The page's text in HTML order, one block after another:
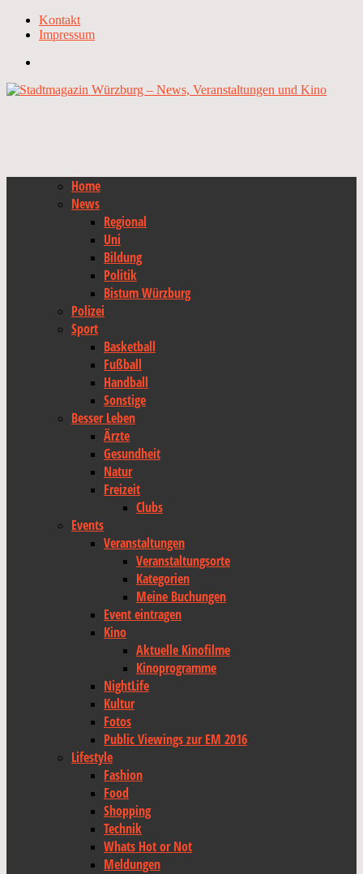
Kontakt
Impressum
Home
News
Regional
Uni
Bildung
Politik
Bistum Würzburg
Polizei
Sport
Basketball
Fußball
Handball
Sonstige
Besser Leben
Ärzte
Gesundheit
Natur
Freizeit
Clubs
Events
Veranstaltungen
Veranstaltungsorte
Kategorien
Meine Buchungen
Event eintragen
Kino
Aktuelle Kinofilme
Kinoprogramme
NightLife
Kultur
Fotos
Public Viewings zur EM 2016
Lifestyle
Fashion
Food
Shopping
Technik
Whats Hot or Not
Meldungen